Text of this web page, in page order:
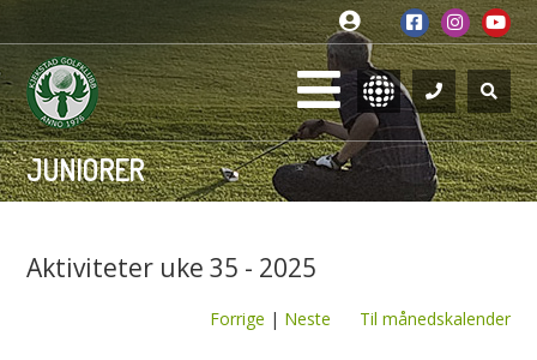
JUNIORER
Aktiviteter uke 35 - 2025
Forrige | Neste Til månedskalender